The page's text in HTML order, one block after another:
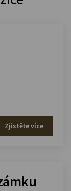
Zjistěte více